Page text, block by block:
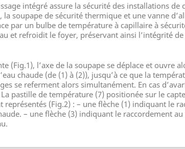
intégré assure la sécurité des installations
soupape de sécurité thermique et une vanne
par un bulbe de température à capillaire à
et refroidit le foyer, préservant ainsi l’intégrité
(Fig.1), l’axe de la soupape se déplace et ouvre
chaude (de (1) à (2)), jusqu’à ce que la
se referment alors simultanément. En cas
pastille de température (7) positionée sur le
représentés (Fig.2) : – une flèche (1) indiquant le
– une flèche (3) indiquant le raccordement